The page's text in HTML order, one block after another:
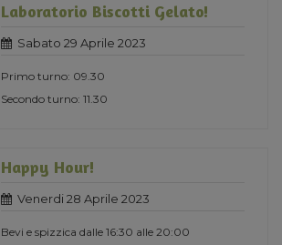
Laboratorio Biscotti Gelato!
Sabato 29 Aprile 2023
Primo turno: 09.30
Secondo turno: 11.30
Happy Hour!
Venerdi 28 Aprile 2023
Bevi e spizzica dalle 16:30 alle 20:00